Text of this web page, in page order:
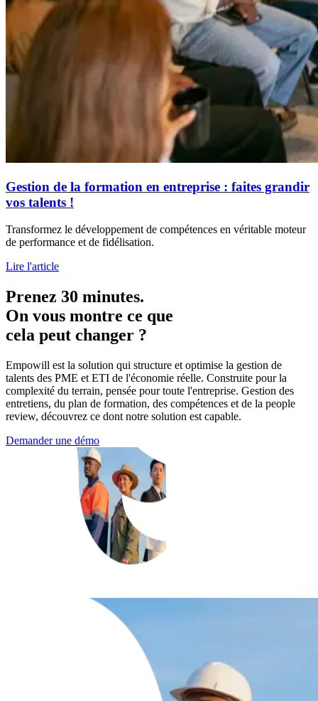
Gestion de la formation en entreprise : faites grandir
vos talents !
Transformez le développement de compétences en véritable moteur
de performance et de fidélisation.
Lire l'article
Prenez 30 minutes.
On vous montre ce que
cela peut changer ?
Empowill est la solution qui structure et optimise la gestion de
talents des PME et ETI de l'économie réelle. Construite pour la
complexité du terrain, pensée pour toute l'entreprise. Gestion des
entretiens, du plan de formation, des compétences et de la people
review, découvrez ce dont notre solution est capable.
Demander une démo